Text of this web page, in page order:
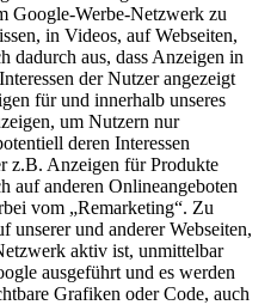
Google-Werbe-Netzwerk zu
in Videos, auf Webseiten,
dadurch aus, dass Anzeigen in
der Nutzer angezeigt
für und innerhalb unseres
um Nutzern nur
deren Interessen
z.B. Anzeigen für Produkte
auf anderen Onlineangeboten
vom „Remarketing“. Zu
und anderer Webseiten,
aktiv ist, unmittelbar
ausgeführt und es werden
Grafiken oder Code, auch